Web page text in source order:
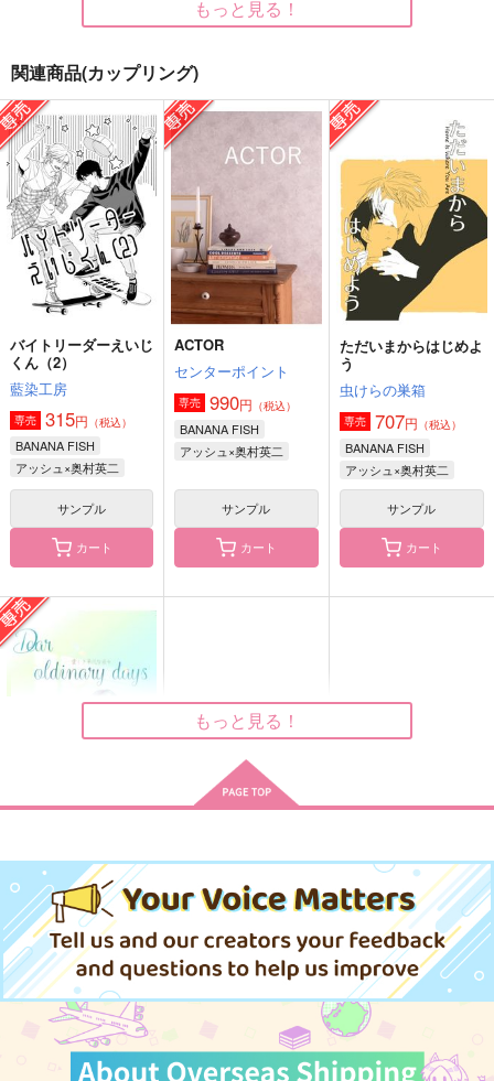
ACTOR
センターポイント
990円（税込）
アッシュ×奥村英二
サンプル
作品詳細
【折本付】
BABYFISH みんなと
いっしょ編
1,415
奥村英二×アッシュ
サンプル
作品詳細
恋のあてさき
水と空気
990円（税込）
奥村英二×アッシュ
サンプル
作品詳細
花わずらい
水と空気
880円（税込）
奥村英二×アッシュ
アッシュ×奥村英二
作品詳細
アッシュ×奥村英二
もっと見る！
関連商品(カップリング)
バイトリーダーえいじ
くん（2）
藍染工房
専売 315円 （税込）
BANANA FISH
アッシュ×奥村英二
サンプル
カート
ACTOR
センターポイント
専売 990円 （税込）
BANANA FISH
アッシュ×奥村英二
サンプル
カート
ただいまからはじめよ
う
虫けらの巣箱
専売 707円 （税込）
BANANA FISH
アッシュ×奥村英二
サンプル
カート
愛しき平凡な日々
まるで別人
専売 472円（税込）
BANANA FISH
アッシュ×奥村英二
サンプル
カート
もっと見る！